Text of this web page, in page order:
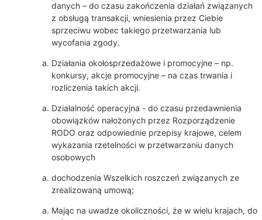
danych – do czasu zakończenia działań związanych
z obsługą transakcji, wniesienia przez Ciebie
sprzeciwu wobec takiego przetwarzania lub
wycofania zgody.
Działania okołosprzedażowe i promocyjne – np.
konkursy, akcje promocyjne – na czas trwania i
rozliczenia takich akcji.
Działalność operacyjna - do czasu przedawnienia
obowiązków nałożonych przez Rozporządzenie
RODO oraz odpowiednie przepisy krajowe, celem
wykazania rzetelności w przetwarzaniu danych
osobowych
dochodzenia Wszelkich roszczeń związanych ze
zrealizowaną umową;
Mając na uwadze okoliczności, że w wielu krajach, do